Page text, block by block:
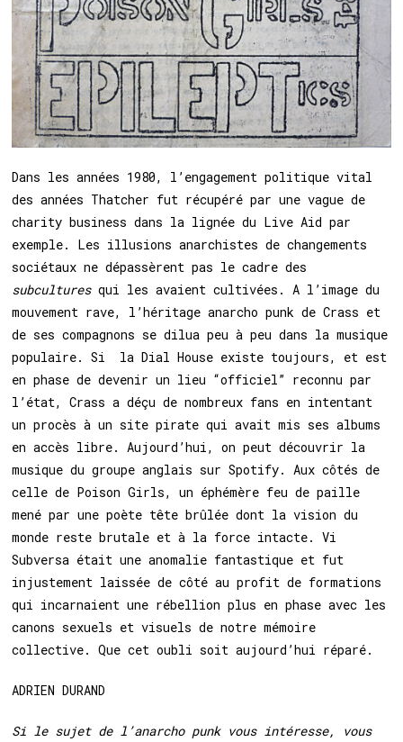
Dans les années 1980, l’engagement politique vital
des années Thatcher fut récupéré par une vague de
charity business dans la lignée du Live Aid par
exemple. Les illusions anarchistes de changements
sociétaux ne dépassèrent pas le cadre des
subculturesqui les avaient cultivées. A l’image du
mouvement rave, l’héritage anarcho punk de Crass et
de ses compagnons se dilua peu à peu dans la musique
populaire. Si la Dial House existe toujours, et est
en phase de devenir un lieu “officiel” reconnu par
l’état, Crass a déçu de nombreux fans en intentant
un procès à un site pirate qui avait mis ses albums
en accès libre. Aujourd’hui, on peut découvrir la
musique du groupe anglais sur Spotify. Aux côtés de
celle de Poison Girls, un éphémère feu de paille
mené par une poète tête brûlée dont la vision du
monde reste brutale et à la force intacte. Vi
Subversa était une anomalie fantastique et fut
injustement laissée de côté au profit de formations
qui incarnaient une rébellion plus en phase avec les
canons sexuels et visuels de notre mémoire
collective. Que cet oubli soit aujourd’hui réparé.
ADRIEN DURAND
Si le sujet de l’anarcho punk vous intéresse, vous